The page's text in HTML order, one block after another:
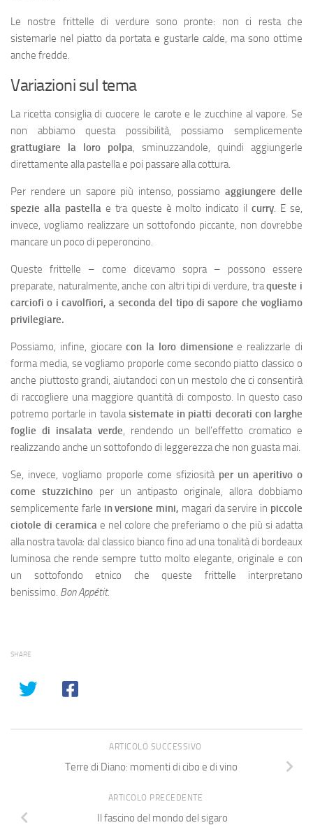
Le nostre frittelle di verdure sono pronte: non ci resta che
sistemarle nel piatto da portata e gustarle calde, ma sono ottime
anche fredde.
Variazioni sul tema
La ricetta consiglia di cuocere le carote e le zucchine al vapore. Se
non abbiamo questa possibilità, possiamo semplicemente
grattugiare la loro polpa, sminuzzandole, quindi aggiungerle
direttamente alla pastella e poi passare alla cottura.
Per rendere un sapore più intenso, possiamo aggiungere delle
spezie alla pastellae tra queste è molto indicato ilcurry. E se,
invece, vogliamo realizzare un sottofondo piccante, non dovrebbe
mancare un poco di peperoncino.
Queste frittelle – come dicevamo sopra – possono essere
preparate, naturalmente, anche con altri tipi di verdure, traqueste i
carciofi o i cavolfiori, a seconda del tipo di sapore che vogliamo
privilegiare.
Possiamo, infine, giocarecon la loro dimensione e realizzarle di
forma media, se vogliamo proporle come secondo piatto classico o
anche piuttosto grandi, aiutandoci con un mestolo che ci consentirà
di raccogliere una maggiore quantità di composto. In questo caso
potremo portarle in tavolasistemate in piatti decorati con larghe
foglie di insalata verde, rendendo un bell’effetto cromatico e
realizzando anche un sottofondo di leggerezza che non guasta mai.
Se, invece, vogliamo proporle come sfiziosità per un aperitivo o
come stuzzichinoper un antipasto originale, allora dobbiamo
semplicemente farle in versione mini, magari da servire in piccole
ciotole di ceramicae nel colore che preferiamo o che più si adatta
alla nostra tavola: dal classico bianco fino ad una tonalità di bordeaux
luminosa che rende sempre tutto molto elegante, originale e con
un sottofondo etnico che queste frittelle interpretano
benissimo. Bon Appétit.
SHARE
ARTICOLO SUCCESSIVO
Terre di Diano: momenti di cibo e di vino
ARTICOLO PRECEDENTE
Il fascino del mondo del sigaro